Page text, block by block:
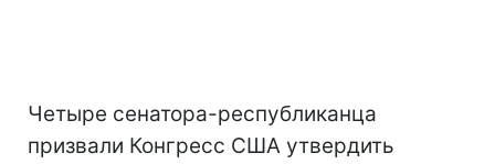
Четыре сенатора-республиканца
призвали Конгресс США утвердить